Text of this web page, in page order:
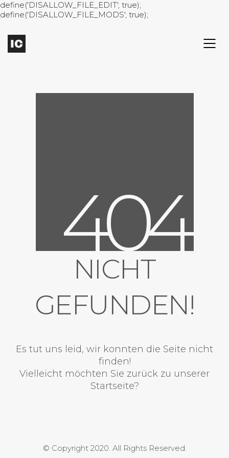
define('DISALLOW_FILE_EDIT', true);
define('DISALLOW_FILE_MODS', true);
404
NICHT
GEFUNDEN!
Es tut uns leid, wir konnten die Seite nicht
finden!
Vielleicht möchten Sie zurück zu unserer
Startseite?
© Copyright 2020. All Rights Reserved.